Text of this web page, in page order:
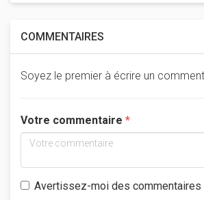
COMMENTAIRES
Soyez le premier à écrire un
Votre commentaire
Avertissez-moi des commentaires